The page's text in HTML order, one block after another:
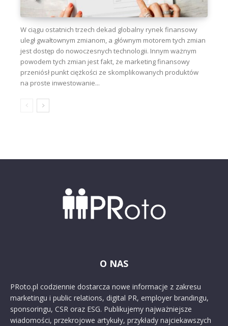
W ciągu ostatnich trzech dekad globalny rynek finansowy
uległ gwałtownym zmianom, a głównym motorem tych zmian
jest dostęp do nowoczesnych technologii. Innym ważnym
powodem tych zmian jest fakt, że marketing finansowy
przeniósł punkt ciężkości ze skomplikowanych produktów
na proste inwestowanie...
O NAS
PRoto.pl codziennie dostarcza nowe informacje z zakresu
marketingu i public relations, digital PR, employer brandingu,
sponsoringu, CSR oraz ESG. Publikujemy najważniejsze
wiadomości, przekrojowe artykuły, przykłady najciekawszych